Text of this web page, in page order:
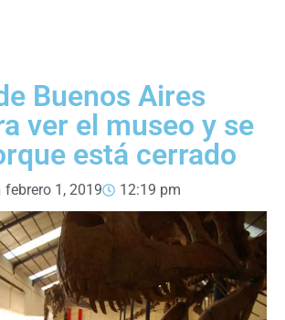
Buenos Aires
ver el museo y se
está cerrado
febrero 1, 2019 12:19 pm